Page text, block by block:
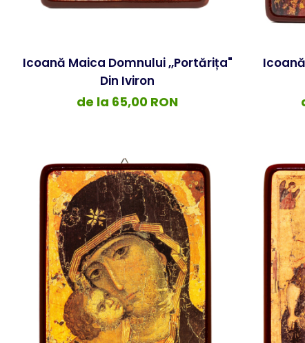
Icoană Maica Domnului ,,Portărița"
Din Iviron
de la 65,00 RON